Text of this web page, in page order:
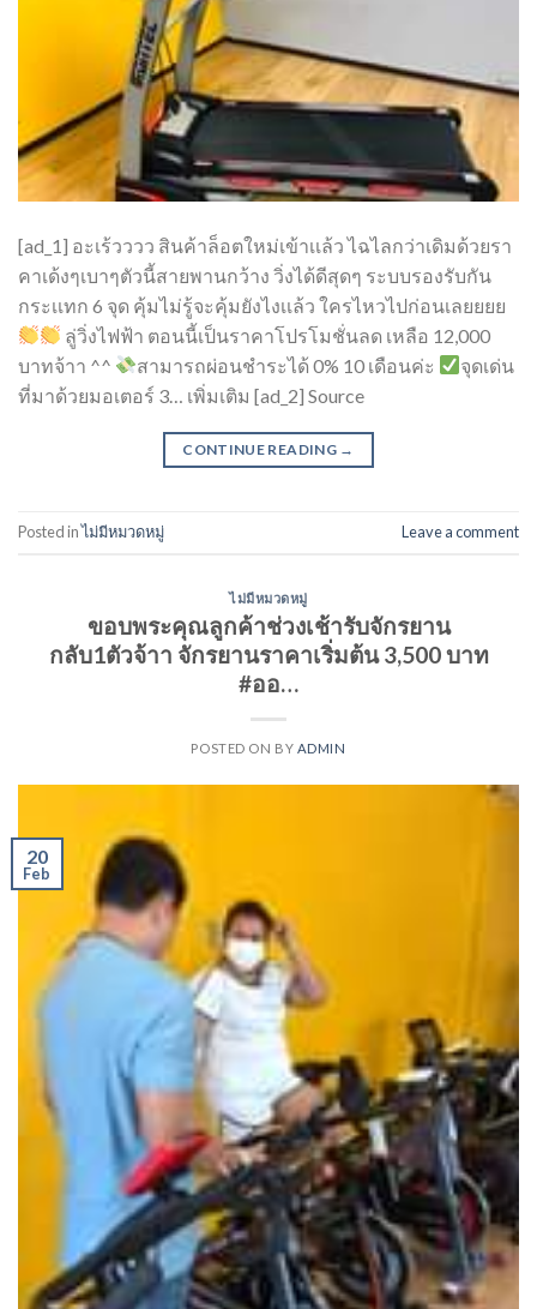
[ad_1] อะเร้วววว สินค้าล็อตใหม่เข้าเเล้ว ไฉไลกว่าเดิมด้วยรา
คาเด้งๆเบาๆตัวนี้สายพานกว้าง วิ่งได้ดีสุดๆ ระบบรองรับกัน
กระเเทก 6 จุด คุ้มไม่รู้จะคุ้มยังไงเเล้ว ใครไหวไปก่อนเลยยยย
ลู่วิ่งไฟฟ้า ตอนนี้เป็นราคาโปรโมชั่นลด เหลือ 12,000
บาทจ้าา ^^
สามารถผ่อนชำระได้ 0% 10 เดือนค่ะ
จุดเด่น
ที่มาด้วยมอเตอร์ 3… เพิ่มเติม [ad_2] Source
CONTINUE READING →
Posted inไม่มีหมวดหมู่ Leave a comment
ไม่มีหมวดหมู่
ขอบพระคุณลูกค้าช่วงเช้ารับจักรยาน
กลับ1ตัวจ้าา จักรยานราคาเริ่มต้น 3,500 บาท
#ออ…
POSTED ON BY ADMIN
20
Feb